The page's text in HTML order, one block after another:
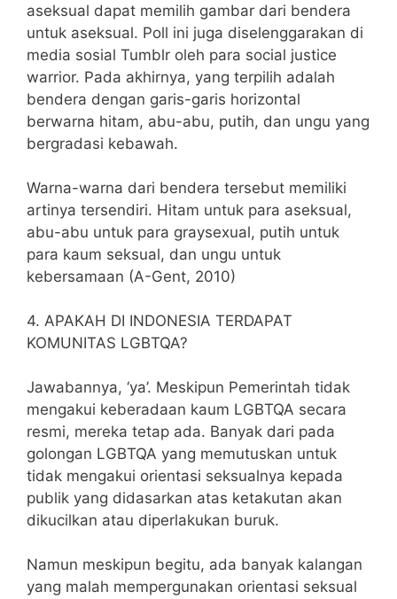
aseksual dapat memilih gambar dari bendera
untuk aseksual. Poll ini juga diselenggarakan di
media sosial Tumblr oleh para social justice
warrior. Pada akhirnya, yang terpilih adalah
bendera dengan garis-garis horizontal
berwarna hitam, abu-abu, putih, dan ungu yang
bergradasi kebawah.
Warna-warna dari bendera tersebut memiliki
artinya tersendiri. Hitam untuk para aseksual,
abu-abu untuk para graysexual, putih untuk
para kaum seksual, dan ungu untuk
kebersamaan (A-Gent, 2010)
4. APAKAH DI INDONESIA TERDAPAT
KOMUNITAS LGBTQA?
Jawabannya, ‘ya’. Meskipun Pemerintah tidak
mengakui keberadaan kaum LGBTQA secara
resmi, mereka tetap ada. Banyak dari pada
golongan LGBTQA yang memutuskan untuk
tidak mengakui orientasi seksualnya kepada
publik yang didasarkan atas ketakutan akan
dikucilkan atau diperlakukan buruk.
Namun meskipun begitu, ada banyak kalangan
yang malah mempergunakan orientasi seksual